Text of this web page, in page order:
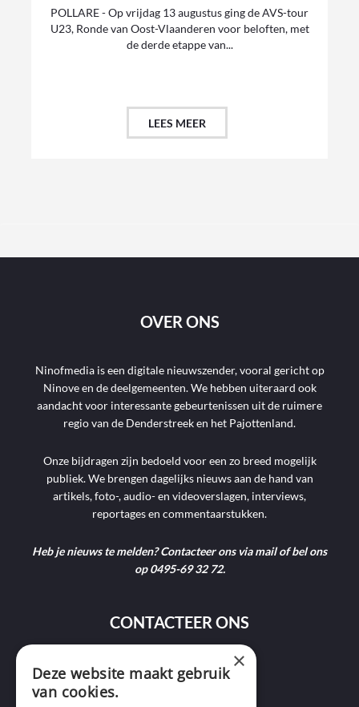
POLLARE - Op vrijdag 13 augustus ging de AVS-tour
U23, Ronde van Oost-Vlaanderen voor beloften, met
de derde etappe van...
LEES MEER
OVER ONS
Ninofmedia is een digitale nieuwszender, vooral gericht op
Ninove en de deelgemeenten. We hebben uiteraard ook
aandacht voor interessante gebeurtenissen uit de ruimere
regio van de Denderstreek en het Pajottenland.
Onze bijdragen zijn bedoeld voor een zo breed mogelijk
publiek. We brengen dagelijks nieuws aan de hand van
artikels, foto-, audio- en videoverslagen, interviews,
reportages en commentaarstukken.
Heb je nieuws te melden? Contacteer ons via mail of bel ons
op 0495-69 32 72.
CONTACTEER ONS
9400 Ninove ×
Deze website maakt gebruik
van cookies.